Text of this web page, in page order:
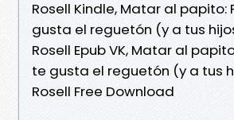
Rosell Kindle, Matar al papito:
gusta el reguetón (y a tus
Rosell Epub VK, Matar al
te gusta el reguetón (y a tus
Rosell Free Download